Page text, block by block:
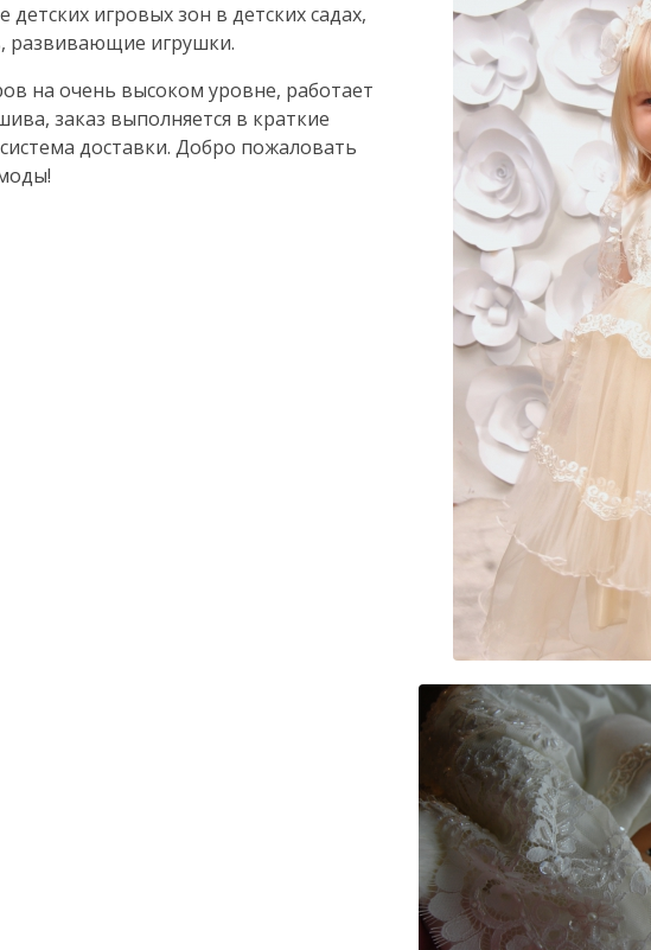
игровых зон в детских садах,
развивающие игрушки.
на очень высоком уровне, работает
заказ выполняется в краткие
доставки. Добро пожаловать